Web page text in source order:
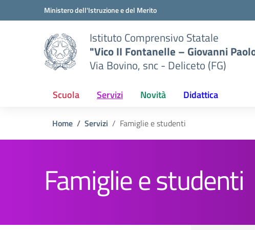
Vai ai contenuti
Vai al menu di navigazioneMinistero dell'Istruzione e del Merito
Istituto Comprensivo Statale
"Vico II Fontanelle – Giovanni
Via Bovino, snc - Deliceto (FG)
Scuola Servizi Novità Didattica
Home Servizi Famiglie e studenti
Famiglie e studenti